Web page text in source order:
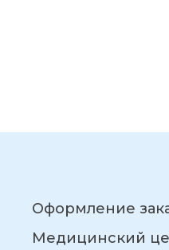
Оформление
Медицинский